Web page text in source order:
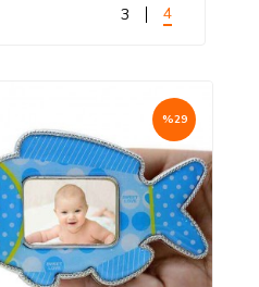
3 4
%29